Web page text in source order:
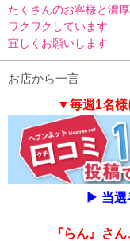
たくさんのお客様と濃
ワクワクしています
宜しくお願いします
お店から一言
▼毎週1名様
▶ 当
『らん』さ